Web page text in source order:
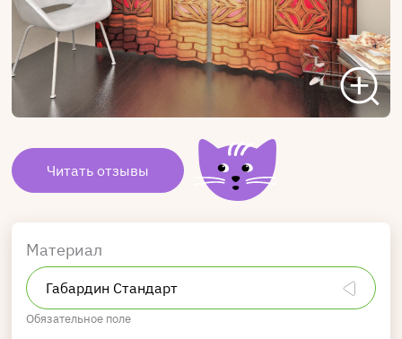
Читать отзывы
Материал
Обязательное поле